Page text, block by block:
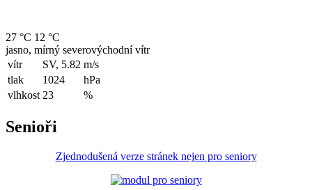
27 °C 12 °C
jasno, mírný severovýchodní vítr
vítr
SV, 5.82 m/s
tlak
1024
hPa
vlhkost 23 %
Senioři
Zjednodušená verze stránek nejen pro seniory